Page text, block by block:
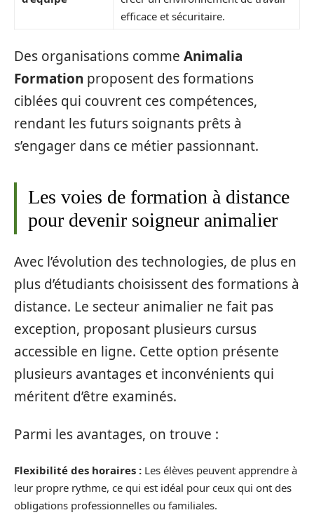
efficace et sécuritaire.
Des organisations comme Animalia
Formation proposent des formations
ciblées qui couvrent ces compétences,
rendant les futurs soignants prêts à
s’engager dans ce métier passionnant.
Les voies de formation à distance
pour devenir soigneur animalier
Avec l’évolution des technologies, de plus en
plus d’étudiants choisissent des formations à
distance. Le secteur animalier ne fait pas
exception, proposant plusieurs cursus
accessible en ligne. Cette option présente
plusieurs avantages et inconvénients qui
méritent d’être examinés.
Parmi les avantages, on trouve :
Flexibilité des horaires : Les élèves peuvent apprendre à
leur propre rythme, ce qui est idéal pour ceux qui ont des
obligations professionnelles ou familiales.